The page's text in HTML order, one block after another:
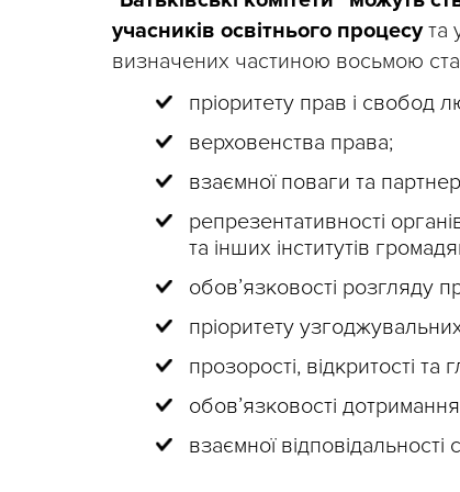
учасників освітнього процесута
визначених частиною восьмою
пріоритету прав і свобод
верховенства права;
взаємної поваги та
репрезентативності
та інших інститутів
обов’язковості розгляду
пріоритету
прозорості, відкритості та
обов’язковості
взаємної відповідальності